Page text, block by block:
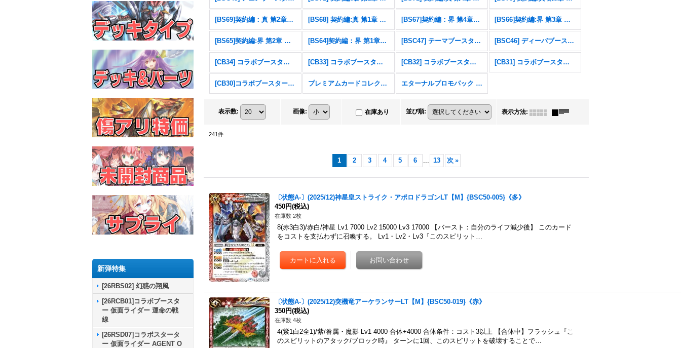
新弾特集
[26RBS02] 幻惑の翔風
[26RCB01]コラボブースタ
ー 仮面ライダー 運命の戦
線
[26RSD07]コラボスタータ
ー 仮面ライダー AGENT O
[BS69]契約編：真 第2章：原初の襲来 [BS68] 契約編:真 第1章 神々の戦い [BS67]契約編：界 第4章：界導 [BS66]契約編:界 第3章 紡約
[BS65]契約編:界 第2章 極争 [BS64]契約編：界 第1章：閃刃 [BSC47] テーマブースター REBIRTH OF LEGENDS [BSC46] ディーバブースター 10thアフターパーティ
[CB34] コラボブースター 仮面ライダー 善悪の選択 [CB33] コラボブースター ペルソナ３ リロード [CB32] コラボブースター ウルトラマン イマジネーションパワー [CB31] コラボブースター 仮面ライダー Exceed the limit
[CB30]コラボブースター 仮面ライダー 〜神秘なる願い〜 プレミアムカードコレクション三賢神 エターナルプロモパック Vol.1
表示数: 画像: 在庫あり 並び順: 表示方法:
241 件
1 2 3 4 5 6 ... 13 次 »
〔状態A-〕(2025/12)神星皇ストライク・アポロドラゴンLT【M】{BSC50-005}《多》
450円(税込)
在庫数 2枚
8(赤3白3)/赤白/神星 Lv1 7000 Lv2 15000 Lv3 17000 【バースト：自分のライフ減少後】 このカード
をコストを支払わずに召喚する。 Lv1・Lv2・Lv3『このスピリット…
〔状態A-〕(2025/12)突機竜アーケランサーLT【M】{BSC50-019}《赤》
350円(税込)
在庫数 4枚
4(紫1白2全1)/紫/眷属・魔影 Lv1 4000 合体+4000 合体条件：コスト3以上 【合体中】フラッシュ『こ
のスピリットのアタック/ブロック時』 ターンに1回、このスピリットを破壊することで…